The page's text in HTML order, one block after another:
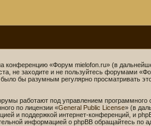
конференцию «Форум mielofon.ru» (в
не заходите и не пользуйтесь форумами
бы разумным регулярно просматривать
работают под управлением программного
по лицензии «General Public License» (в
и поддержкой интернет-конференций, и
информацией о phpBB обращайтесь по